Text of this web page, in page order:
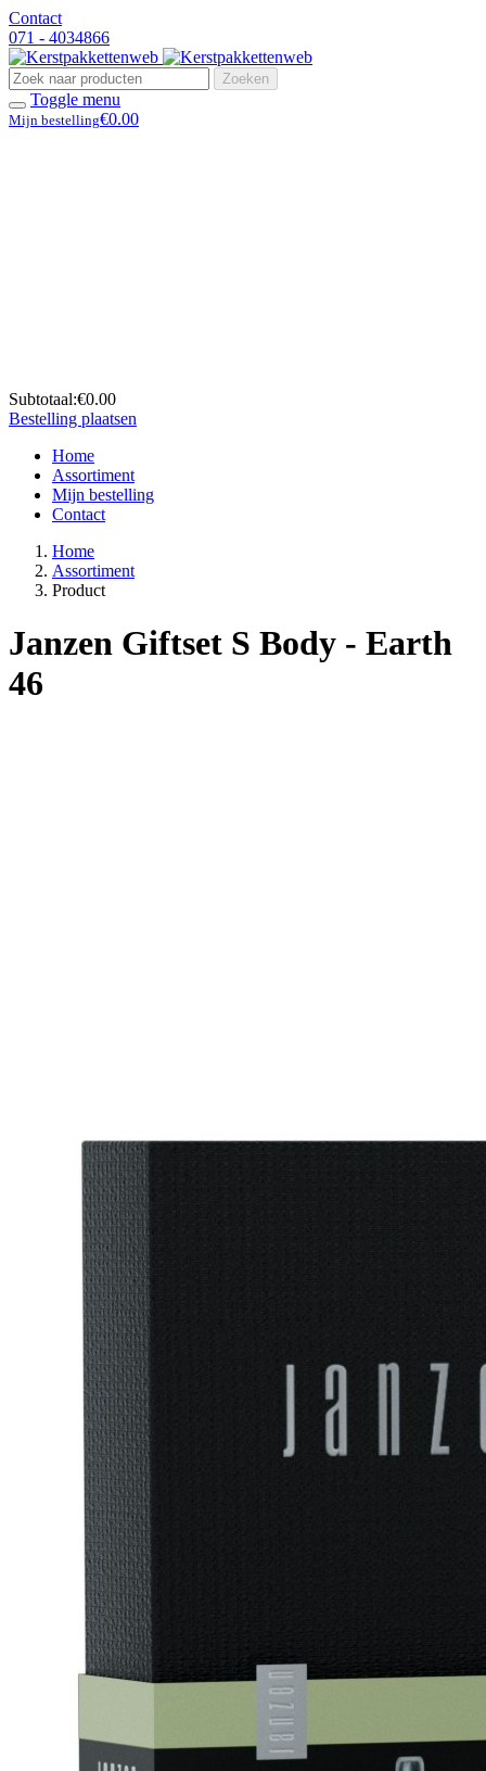
Contact
071 - 4034866
Zoeken
Toggle menu
Mijn bestelling€0.00
Subtotaal:€0.00
Bestelling plaatsen
Home
Assortiment
Mijn bestelling
Contact
Home
Assortiment
Product
Janzen Giftset S Body - Earth
46